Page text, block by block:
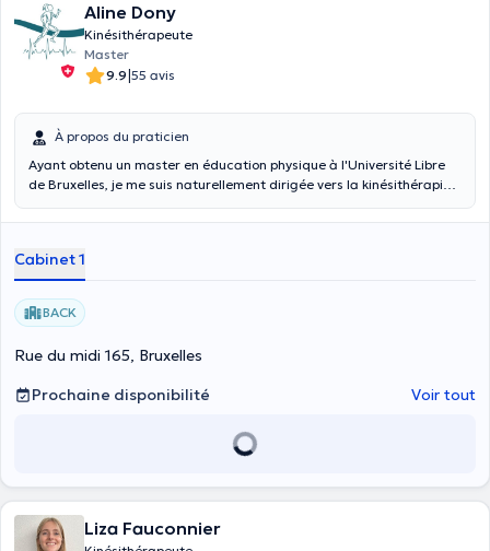
Aline Dony
Kinésithérapeute
Master
9.9|55 avis
À propos du praticien
Ayant obtenu un master en éducation physique à l'Université Libre
de Bruxelles, je me suis naturellement dirigée vers la kinésithérapie
Tout en travaillant, j'ai entrepris un master de spécialisation en
s'est conclu positivement en 2023. Les différentes compétences
acquises me permettent au besoin d’offrir à mes patients un
programme de réathlétisation spécifique. Dynamique et à l’écoute,
je prends également en charge différents types de pathologie :
gériatrie, neurologie, …
Cabinet 1
BACK
Rue du midi 165, Bruxelles
Prochaine disponibilité
Voir tout
Liza Fauconnier